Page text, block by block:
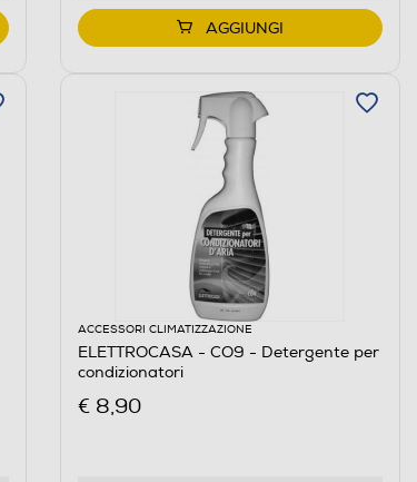
AGGIUNGI
ACCESSORI CLIMATIZZAZIONE
ELETTROCASA - CO9 - Detergente per
condizionatori
€ 8,90